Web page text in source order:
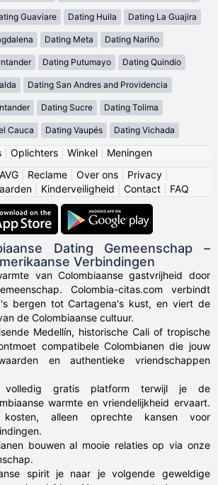
Guaviare Dating Huila Dating La Guajira
Dating Meta Dating Nariño
Dating Putumayo Dating Quindio
Dating San Andres and Providencia
Dating Sucre Dating Tolima
Cauca Dating Vaupés Dating Vichada
| Oplichters| Winkel| Meningen
Reclame Over ons Privacy
Kinderveiligheid Contact FAQ
Dating Gemeenschap –
Verbindingen
van Colombiaanse gastvrijheid door
Colombia-citas.com verbindt
bergen tot Cartagena's kust, en viert de
de Colombiaanse cultuur.
Medellín, historische Cali of tropische
compatibele Colombianen die jouw
en authentieke vriendschappen
gratis platform terwijl je de
warmte en vriendelijkheid ervaart.
kosten, alleen oprechte kansen voor
bouwen al mooie relaties op via onze
spirit je naar je volgende geweldige